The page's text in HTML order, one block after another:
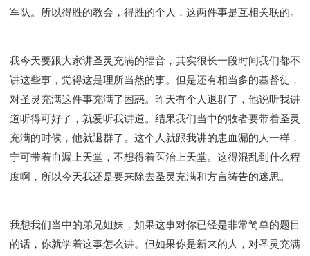
101课程 - 从寻求到信徒
102课程 - 医治释放中阶
301课程 - 领袖实操课程
302课程 - 新人接待
308课程 - 牧养理论基础培训
Y131课程 - 主动学习
Y132课程 - 职业策划
Y133课程 - 活出丰盛
Y134课程 - 动手实验室
Y135课程 - 做人做事
Y136课程 - 如何学习
研习会01 - 医治释放
研习会01 - 如何读圣经
研习会01 - 得着命定成为祝福
研习会01 - 得胜教会的启示
研习会01 - 教会的牧养
研习会02 - 得着命定成为祝福
研习会02 - 得胜教会的启示
研习会02 - 教会的牧养
军队。所以得胜的教会，得胜的个人，这两件事是互相关联的。
我今天要跟大家讲圣灵充满的福音，其实很长一段时间我们都不
讲这些事，觉得这是理所当然的事。但是还有相当多的基督徒，
对圣灵充满这件事充满了困惑。昨天有个人退群了，他说听我讲
道听得可好了，就爱听我讲道。结果我们当中的牧者要带着圣灵
充满的时候，他就退群了。这个人就跟我讲的患血漏的人一样，
宁可带着血漏上天堂，不想得着医治上天堂。这得混乱到什么程
度啊，所以今天我还是要来除去圣灵充满和方言祷告的迷思。
我想我们当中的弟兄姐妹，如果这事对你已经是非常简单的题目
的话，你就学着这事怎么讲。但如果你是新来的人，对圣灵充满